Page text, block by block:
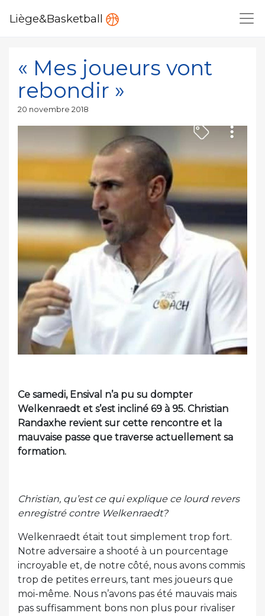
Liège&Basketball
« Mes joueurs vont
rebondir »
Publié
20 novembre 2018
Ce samedi, Ensival n’a pu su dompter
Welkenraedt et s’est incliné 69 à 95. Christian
Randaxhe revient sur cette rencontre et la
mauvaise passe que traverse actuellement sa
formation.
Christian, qu’est ce qui explique ce lourd revers
enregistré contre Welkenraedt?
Welkenraedt était tout simplement trop fort.
Notre adversaire a shooté à un pourcentage
incroyable et, de notre côté, nous avons commis
trop de petites erreurs, tant mes joueurs que
moi-même. Nous n’avons pas été mauvais mais
pas suffisamment bons non plus pour rivaliser